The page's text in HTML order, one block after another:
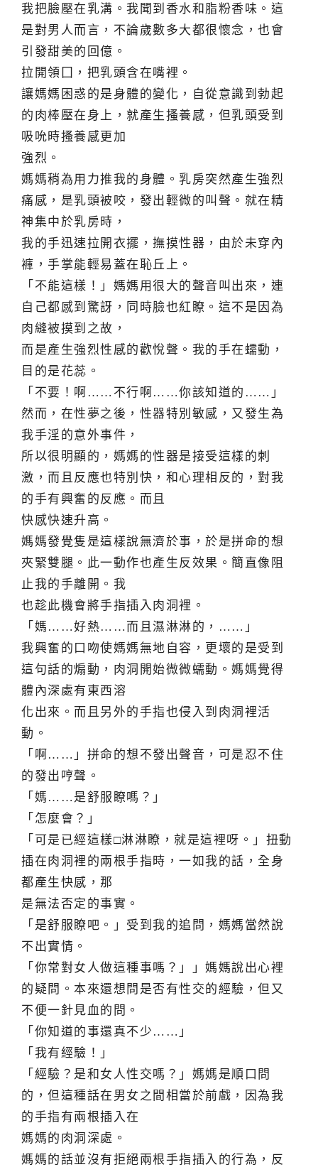
我把臉壓在乳溝。我聞到香水和脂粉香味。這
是對男人而言，不論歲數多大都很懷念，也會
引發甜美的回億。
拉開領囗，把乳頭含在嘴裡。
讓媽媽困惑的是身體的變化，自從意識到勃起
的肉棒壓在身上，就產生搔養感，但乳頭受到
吸吮時搔養感更加
強烈。
媽媽稍為用力推我的身體。乳房突然產生強烈
痛感，是乳頭被咬，發出輕微的叫聲。就在精
神集中於乳房時，
我的手迅速拉開衣擺，撫摸性器，由於未穿內
褲，手掌能輕易蓋在恥丘上。
「不能這樣！」媽媽用很大的聲音叫出來，連
自己都感到驚訝，同時臉也紅瞭。這不是因為
肉縫被摸到之故，
而是產生強烈性感的歡悅聲。我的手在蠕動，
目的是花蕊。
「不要！啊……不行啊……你該知道的……」
然而，在性夢之後，性器特別敏感，又發生為
我手淫的意外事件，
所以很明顯的，媽媽的性器是接受這樣的刺
激，而且反應也特別快，和心理相反的，對我
的手有興奮的反應。而且
快感快速升高。
媽媽發覺隻是這樣說無濟於事，於是拼命的想
夾緊雙腿。此一動作也產生反效果。簡直像阻
止我的手離開。我
也趁此機會將手指插入肉洞裡。
「媽……好熱……而且濕淋淋的，……」
我興奮的口吻使媽媽無地自容，更壞的是受到
這句話的煽動，肉洞開始微微蠕動。媽媽覺得
體內深處有東西溶
化出來。而且另外的手指也侵入到肉洞裡活
動。
「啊……」拼命的想不發出聲音，可是忍不住
的發出哼聲。
「媽……是舒服瞭嗎？」
「怎麼會？」
「可是已經這樣□淋淋瞭，就是這裡呀。」扭動
插在肉洞裡的兩根手指時，一如我的話，全身
都產生快感，那
是無法否定的事實。
「是舒服瞭吧。」受到我的追問，媽媽當然說
不出實情。
「你常對女人做這種事嗎？」」媽媽說出心裡
的疑問。本來還想問是否有性交的經驗，但又
不便一針見血的問。
「你知道的事還真不少……」
「我有經驗！」
「經驗？是和女人性交嗎？」媽媽是順口問
的，但這種話在男女之間相當於前戲，因為我
的手指有兩根插入在
媽媽的肉洞深處。
媽媽的話並沒有拒絕兩根手指插入的行為，反